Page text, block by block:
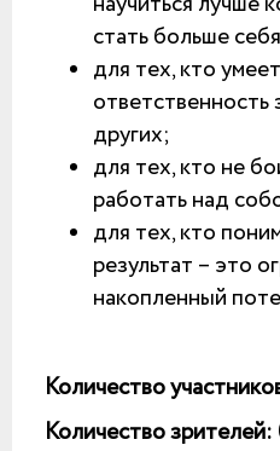
стать больше
для тех, кто
ответственность
других;
для тех, кто не
работать над
для тех, кто
результат – это
накопленный
Количество
Количество зрителей: